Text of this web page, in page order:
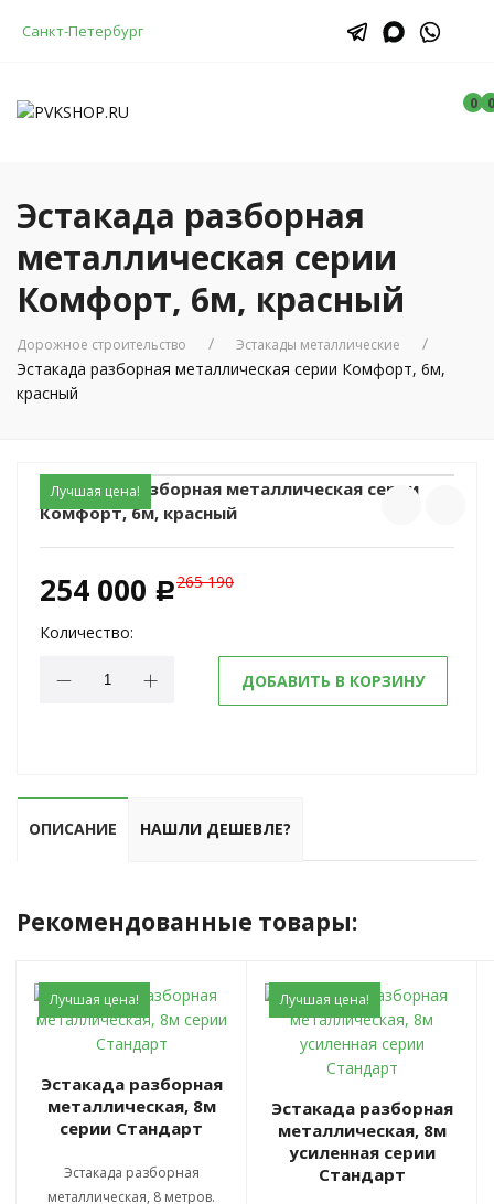
Санкт-Петербург
0 0
0
Эстакада разборная
металлическая серии
Комфорт, 6м, красный
Дорожное строительство Эстакады металлические
Эстакада разборная металлическая серии Комфорт, 6м,
красный
Лучшая цена!
Эстакада разборная металлическая серии
Комфорт, 6м, красный
254 000 c265 190
Количество:
ДОБАВИТЬ В КОРЗИНУ
ОПИСАНИЕ НАШЛИ ДЕШЕВЛЕ?
Рекомендованные товары:
Лучшая цена!
Эстакада разборная
металлическая, 8м
серии Стандарт
Эстакада разборная
металлическая, 8 метров.
Лучшая цена!
Эстакада разборная
металлическая, 8м
усиленная серии
Стандарт